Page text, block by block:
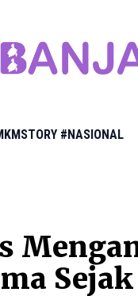
#NASIONAL
Sejak